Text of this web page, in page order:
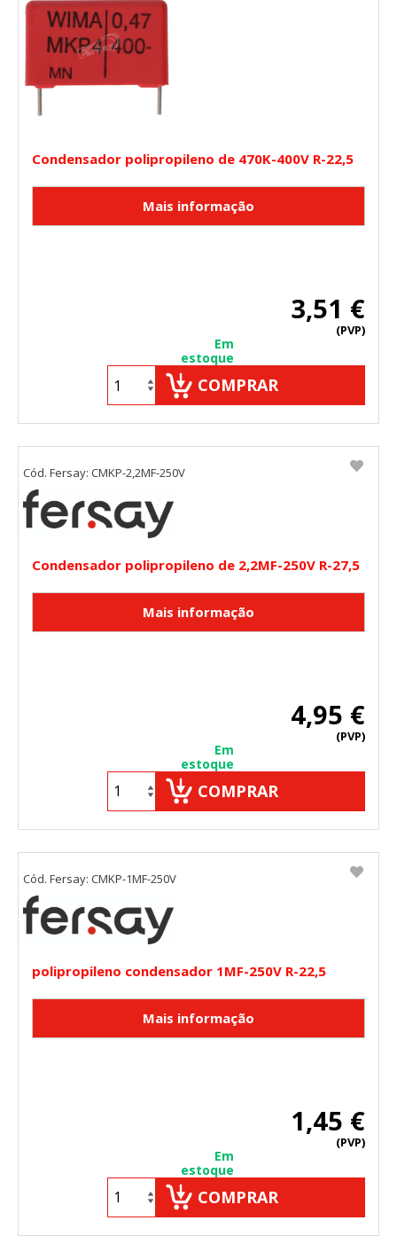
Condensador polipropileno de 470K-400V R-22,5
3,51 €
(PVP)
Em
estoque
COMPRAR
Condensador polipropileno de 2,2MF-250V R-27,5
4,95 €
(PVP)
Em
estoque
COMPRAR
Cód. Fersay: CMKP-2,2MF-250V
polipropileno condensador 1MF-250V R-22,5
1,45 €
(PVP)
Em
estoque
COMPRAR
Cód. Fersay: CMKP-1MF-250V